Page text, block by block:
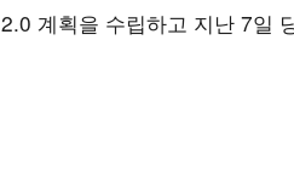
계획을 수립하고 지난 7일